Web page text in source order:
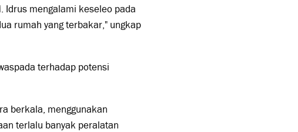
Idrus mengalami keseleo pada
rumah yang terbakar," ungkap
terhadap potensi
berkala, menggunakan
terlalu banyak peralatan